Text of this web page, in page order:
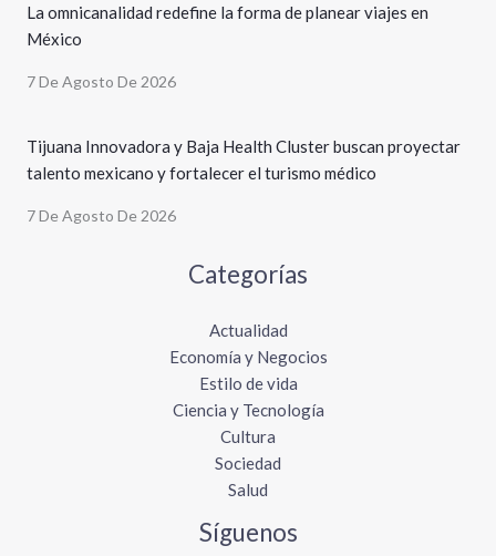
La omnicanalidad redefine la forma de planear viajes en
México
7 De Agosto De 2026
Tijuana Innovadora y Baja Health Cluster buscan proyectar
talento mexicano y fortalecer el turismo médico
7 De Agosto De 2026
Categorías
Actualidad
Economía y Negocios
Estilo de vida
Ciencia y Tecnología
Cultura
Sociedad
Salud
Síguenos